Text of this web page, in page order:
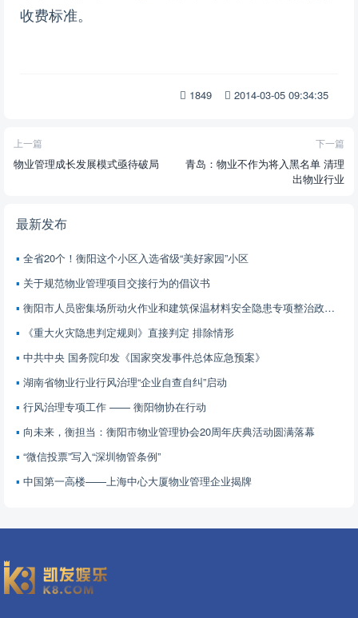
收费标准。
1849 2014-03-05 09:34:35
上一篇
物业管理成长发展模式亟待破局
下一篇
青岛：物业不作为将入黑名单 清理
出物业行业
最新发布
全省20个！衡阳这个小区入选省级“美好家园”小区
关于规范物业管理项目交接行为的倡议书
衡阳市人员密集场所动火作业和建筑保温材料安全隐患专项整治政策解读
《重大火灾隐患判定规则》直接判定 排除情形
中共中央 国务院印发《国家突发事件总体应急预案》
湖南省物业行业行风治理“企业自查自纠”启动
行风治理专项工作 —— 衡阳物协在行动
向未来，衡担当：衡阳市物业管理协会20周年庆典活动圆满落幕
“微信投票”写入“深圳物管条例”
中国第一高楼——上海中心大厦物业管理企业揭牌